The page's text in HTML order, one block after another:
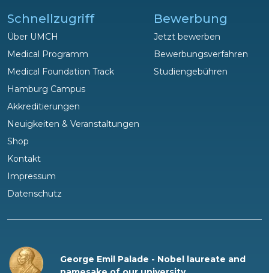
Schnellzugriff
Über UMCH
Medical Programm
Medical Foundation Track
Hamburg Campus
Akkreditierungen
Neuigkeiten & Veranstaltungen
Shop
Kontakt
Impressum
Datenschutz
Bewerbung
Jetzt bewerben
Bewerbungsverfahren
Studiengebühren
George Emil Palade - Nobel laureate and